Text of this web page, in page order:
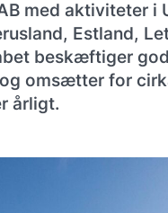
med aktiviteter i
Estland,
beskæftiger
omsætter for
årligt.